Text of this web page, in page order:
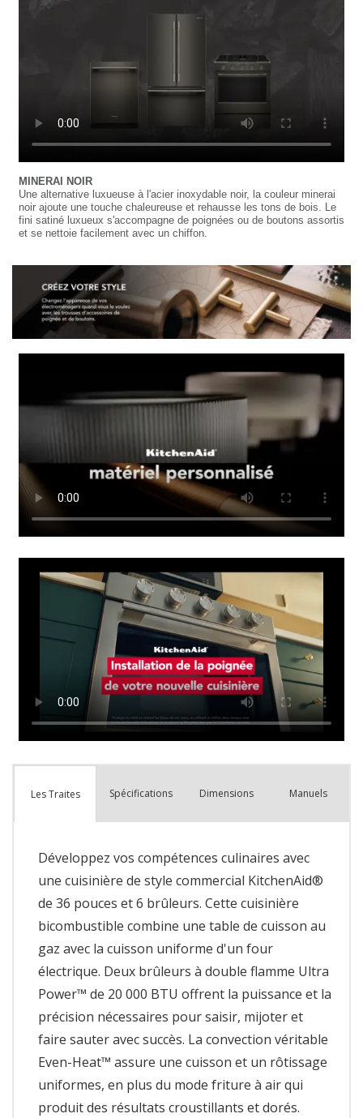
Les Traites Spécifications Dimensions Manuels
Développez vos compétences culinaires avec
une cuisinière de style commercial KitchenAid®
de 36 pouces et 6 brûleurs. Cette cuisinière
bicombustible combine une table de cuisson au
gaz avec la cuisson uniforme d'un four
électrique. Deux brûleurs à double flamme Ultra
Power™ de 20 000 BTU offrent la puissance et la
précision nécessaires pour saisir, mijoter et
faire sauter avec succès. La convection véritable
Even-Heat™ assure une cuisson et un rôtissage
uniformes, en plus du mode friture à air qui
produit des résultats croustillants et dorés.